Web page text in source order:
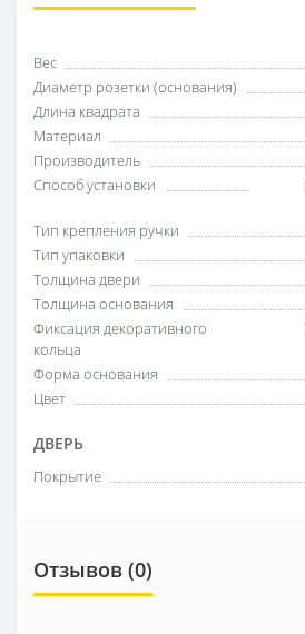
Вес
Диаметр розетки (основания)
Длина квадрата
Материал
Производитель
Способ установки
Тип крепления ручки
Тип упаковки
Толщина двери
Толщина основания
Фиксация декоративного
кольца
Форма основания
Цвет
ДВЕРЬ
Покрытие
Отзывов (0)